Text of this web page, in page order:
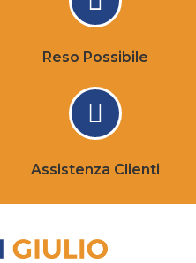
Reso Possibile
Assistenza Clienti